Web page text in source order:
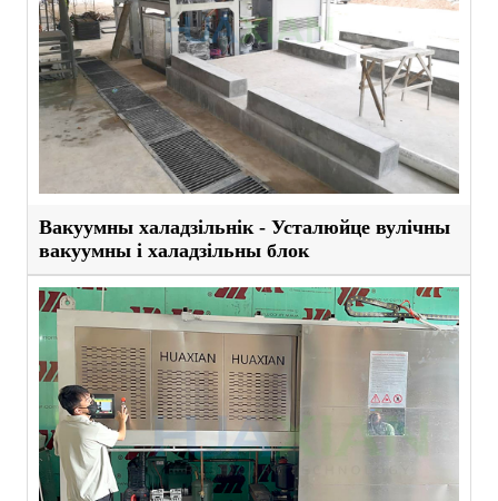
Вакуумны халадзільнік - Усталюйце вулічны
вакуумны і халадзільны блок